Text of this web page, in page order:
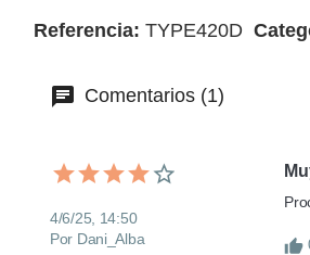
Referencia TYPE420D
Comentarios (1)
4/6/25, 14:50
Por Dani_Alba